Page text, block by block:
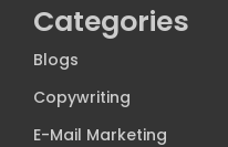
Categories
Blogs
Copywriting
E-Mail Marketing